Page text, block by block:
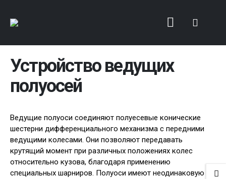
Устройство ведущих
полуосей
Ведущие полуоси соединяют полуесевые конические
шестерни дифференциального механизма с передними
ведущими колесами. Они позволяют передавать
крутящий момент при различных положениях колес
относительно кузова, благодаря применению
специальных шарниров. Полуоси имеют неодинаковую